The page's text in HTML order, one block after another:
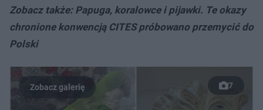
Zobacz także: Papuga, koralowce i pijawki. Te okazy
chronione konwencją CITES próbowano przemycić do
Polski
7